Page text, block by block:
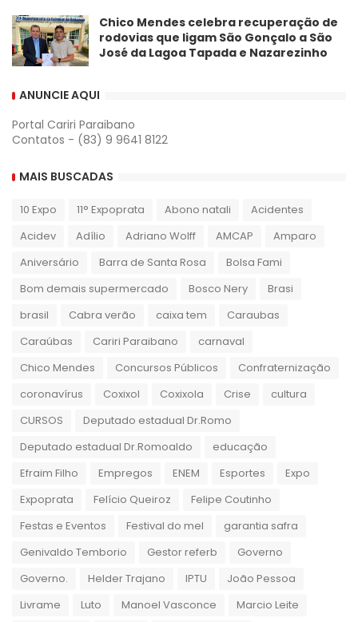
Chico Mendes celebra recuperação de
rodovias que ligam São Gonçalo a São
José da Lagoa Tapada e Nazarezinho
ANUNCIE AQUI
Portal Cariri Paraibano
Contatos - (83) 9 9641 8122
MAIS BUSCADAS
10 Expo 11° Expoprata Abono natali
Acidentes
Acidev
Adílio Adriano Wolff AMCAP
Amparo
Aniversário
Barra de Santa Rosa
Bolsa Fami
Bom demais supermercado
Bosco Nery
Brasi
brasil
Cabra verão caixa tem
Caraubas
Caraúbas
Cariri Paraibano
carnaval
Chico Mendes
Concursos Públicos
Confraternização
coronavírus
Coxixol Coxixola Crise
cultura
CURSOS
Deputado estadual Dr.Romo
Deputado estadual Dr.Romoaldo
educação
Efraim Filho
Empregos ENEM Esportes
Expo
Expoprata
Felício Queiroz
Felipe Coutinho
Festas e Eventos
Festival do mel
garantia safra
Genivaldo Temborio
Gestor referb
Governo
Governo.
Helder Trajano IPTU
João Pessoa
Livrame
Luto Manoel Vasconce
Marcio Leite